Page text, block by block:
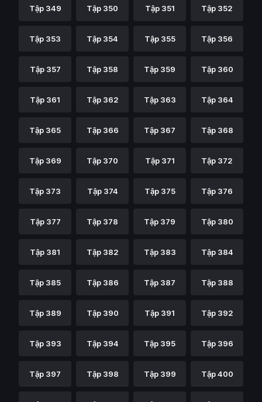
Tập 349 Tập 350 Tập 351 Tập 352
Tập 353 Tập 354 Tập 355 Tập 356
Tập 357 Tập 358 Tập 359 Tập 360
Tập 361 Tập 362 Tập 363 Tập 364
Tập 365 Tập 366 Tập 367 Tập 368
Tập 369 Tập 370 Tập 371 Tập 372
Tập 373 Tập 374 Tập 375 Tập 376
Tập 377 Tập 378 Tập 379 Tập 380
Tập 381 Tập 382 Tập 383 Tập 384
Tập 385 Tập 386 Tập 387 Tập 388
Tập 389 Tập 390 Tập 391 Tập 392
Tập 393 Tập 394 Tập 395 Tập 396
Tập 397 Tập 398 Tập 399 Tập 400